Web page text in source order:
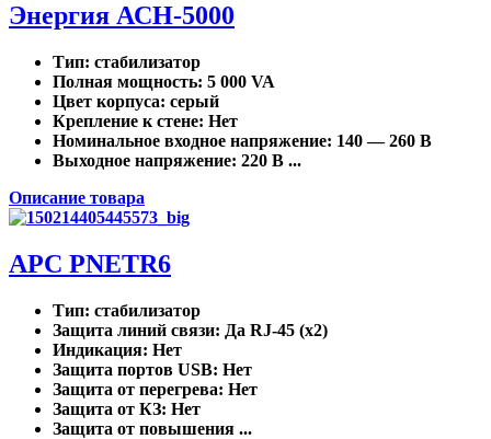
Энергия АСН-5000
Тип: стабилизатор
Полная мощность: 5 000 VA
Цвет корпуса: серый
Крепление к стене: Нет
Номинальное входное напряжение: 140 — 260 В
Выходное напряжение: 220 В ...
Описание товара
APC PNETR6
Тип: стабилизатор
Защита линий связи: Да RJ-45 (x2)
Индикация: Нет
Защита портов USB: Нет
Защита от перегрева: Нет
Защита от КЗ: Нет
Защита от повышения ...